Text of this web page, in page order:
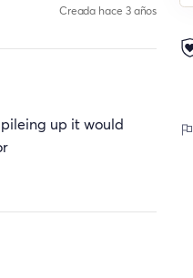
Creada hace 3 años
up it would